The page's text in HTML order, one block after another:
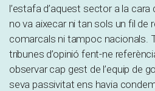
l’estafa d’aquest sector a la
no va aixecar ni tan sols un fil de
comarcals ni tampoc nacionals.
tribunes d’opinió fent-ne
observar cap gest de l’equip de
seva passivitat ens havia